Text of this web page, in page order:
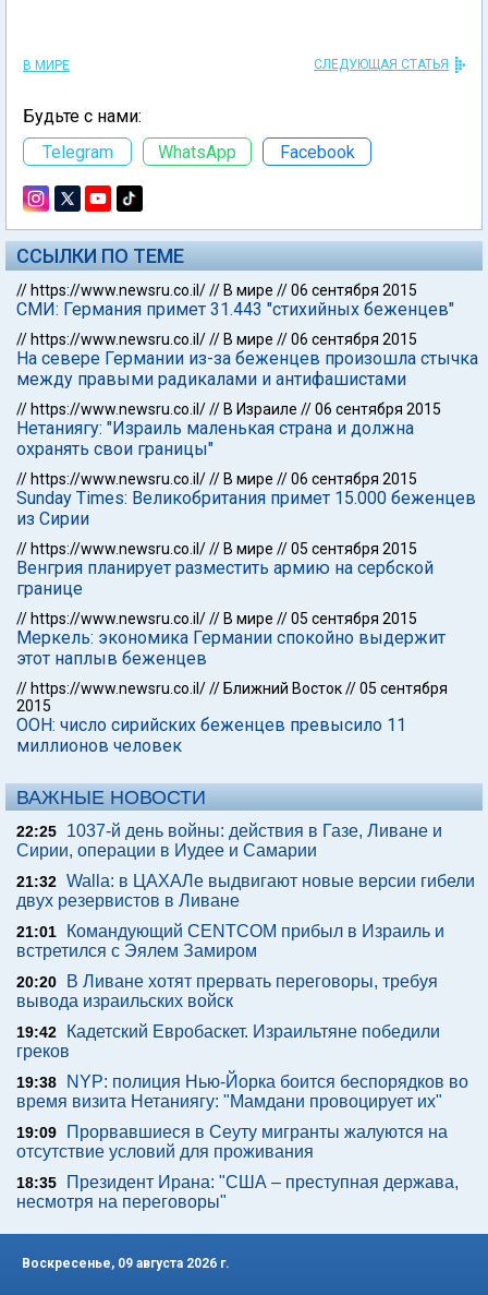
В МИРЕ СЛЕДУЮЩАЯ СТАТЬЯ
Будьте с нами:
Telegram
WhatsApp Facebook
ССЫЛКИ ПО ТЕМЕ
// https://www.newsru.co.il/// В мире //06 сентября 2015
СМИ: Германия примет 31.443 "стихийных беженцев"
// https://www.newsru.co.il/// В мире //06 сентября 2015
На севере Германии из-за беженцев произошла стычка
между правыми радикалами и антифашистами
// https://www.newsru.co.il/// В Израиле //06 сентября 2015
Нетаниягу: "Израиль маленькая страна и должна
охранять свои границы"
// https://www.newsru.co.il/// В мире //06 сентября 2015
Sunday Times: Великобритания примет 15.000 беженцев
из Сирии
// https://www.newsru.co.il/// В мире //05 сентября 2015
Венгрия планирует разместить армию на сербской
границе
// https://www.newsru.co.il/// В мире //05 сентября 2015
Меркель: экономика Германии спокойно выдержит
этот наплыв беженцев
// https://www.newsru.co.il/// Ближний Восток//05 сентября
2015
ООН: число сирийских беженцев превысило 11
миллионов человек
ВАЖНЫЕ НОВОСТИ
22:25
1037-й день войны: действия в Газе, Ливане и
Сирии, операции в Иудее и Самарии
21:32 Walla: в ЦАХАЛе выдвигают новые версии гибели
двух резервистов в Ливане
21:01
Командующий CENTCOM прибыл в Израиль и
встретился с Эялем Замиром
20:20
В Ливане хотят прервать переговоры, требуя
вывода израильских войск
19:42
Кадетский Евробаскет. Израильтяне победили
греков
19:38
NYP: полиция Нью-Йорка боится беспорядков во
время визита Нетаниягу: "Мамдани провоцирует их"
19:09
Прорвавшиеся в Сеуту мигранты жалуются на
отсутствие условий для проживания
18:35
Президент Ирана: "США – преступная держава,
несмотря на переговоры"
Воскресенье, 09 августа 2026 г.